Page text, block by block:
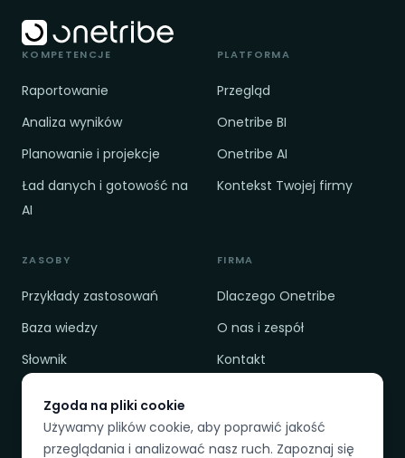
KOMPETENCJE
Raportowanie
Analiza wyników
Planowanie i projekcje
Ład danych i gotowość na
AI
PLATFORMA
Przegląd
Onetribe BI
Onetribe AI
Kontekst Twojej firmy
ZASOBY
Przykłady zastosowań
Baza wiedzy
Słownik
Porównanie
FIRMA
Dlaczego Onetribe
O nas i zespół
Kontakt
Regulamin
Zgoda na pliki cookie
Używamy plików cookie, aby poprawić jakość
przeglądania i analizować nasz ruch. Zapoznaj się